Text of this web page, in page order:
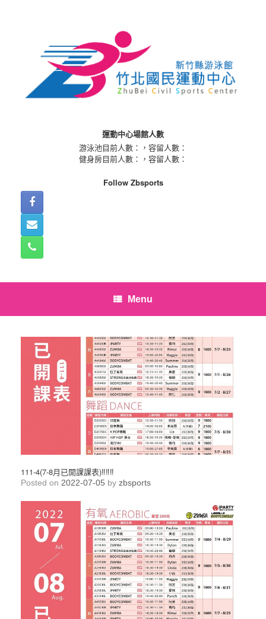
運動中心場館人數
游泳池目前人數：
，容留人數：
健身房目前人數：
，容留人數：
Follow Zbsports
Menu
111-4(7-8月已開課課表)‼️‼️‼️
Posted on 2022-07-05 by zbsports